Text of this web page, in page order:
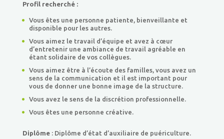
Profil recherché :
Vous êtes une personne patiente, bienveillante et
disponible pour les autres.
Vous aimez le travail d’équipe et avez à cœur
d’entretenir une ambiance de travail agréable en
étant solidaire de vos collègues.
Vous aimez être à l’écoute des familles, vous avez un
sens de la communication et il est important pour
vous de donner une bonne image de la structure.
Vous avez le sens de la discrétion professionnelle.
Vous êtes une personne créative.
Diplôme: Diplôme d’état d’auxiliaire de puériculture.